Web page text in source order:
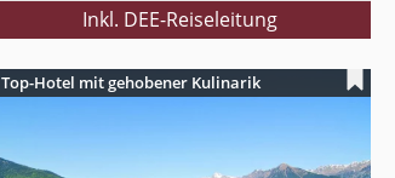
Inkl. DEE-Reiseleitung
Top-Hotel mit gehobener Kulinarik